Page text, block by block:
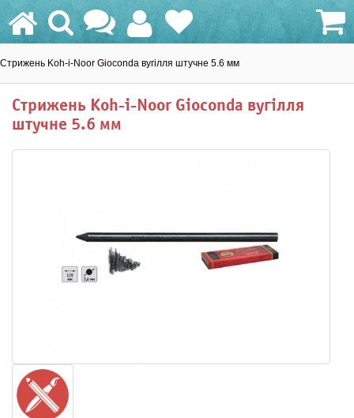
Стрижень Koh-i-Noor Gioconda вугілля штучне 5.6 мм
Стрижень Koh-i-Noor Gioconda вугілля
штучне 5.6 мм